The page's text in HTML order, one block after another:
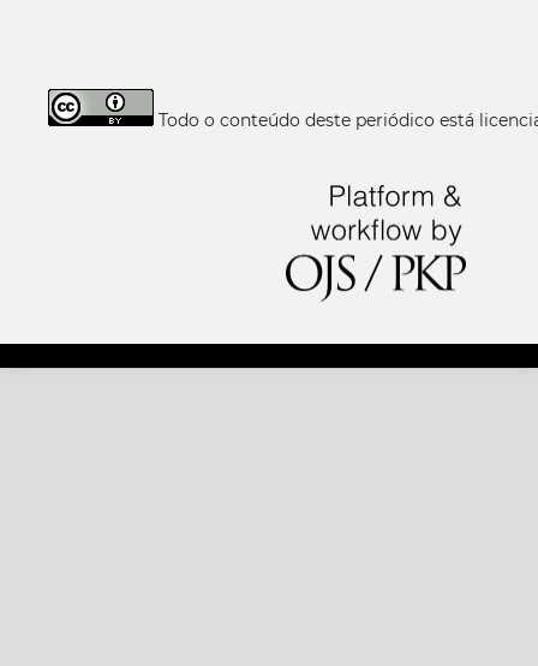
Todo o conteúdo deste periódico está